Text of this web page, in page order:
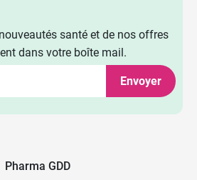
santé et de nos offres
dans votre boîte mail.
Envoyer
Pharma GDD